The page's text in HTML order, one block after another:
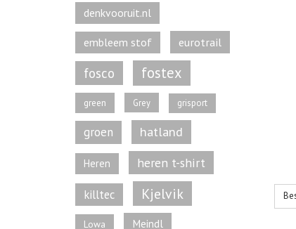
denkvooruit.nl
embleem stof eurotrail
fosco fostex
green Grey grisport
groen hatland
Heren heren t-shirt
killtec Kjelvik
Lowa Meindl